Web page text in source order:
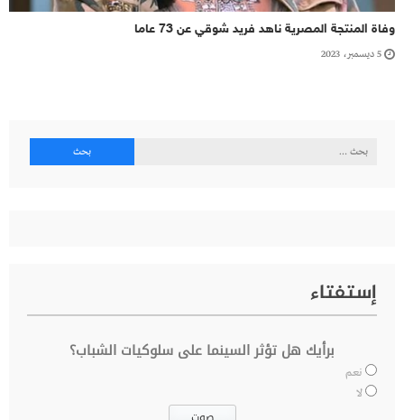
وفاة المنتجة المصرية ناهد فريد شوقي عن 73 عاما
5 ديسمبر، 2023
البحث
إستفتاء
برأيك هل تؤثر السينما على سلوكيات الشباب؟
نعم
لا